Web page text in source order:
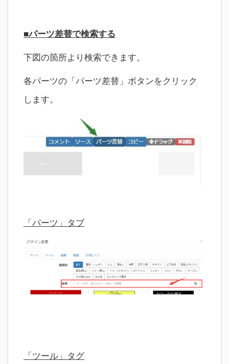
■パーツ差替で検索する
下図の箇所より検索できます。
各パーツの「パーツ差替」ボタンをクリック
します。
「パーツ」タブ
「ツール」タグ